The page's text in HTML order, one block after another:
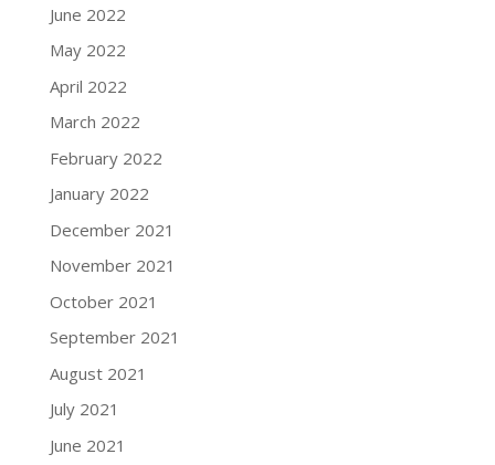
June 2022
May 2022
April 2022
March 2022
February 2022
January 2022
December 2021
November 2021
October 2021
September 2021
August 2021
July 2021
June 2021